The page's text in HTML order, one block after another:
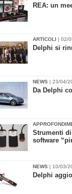
REA: un
ARTICOLI | 02/
Delphi si
NEWS | 23/04/
Da Delphi
Strumenti
software
NEWS | 10/03/
Delphi